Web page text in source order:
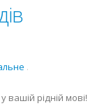
.
рідній мові!